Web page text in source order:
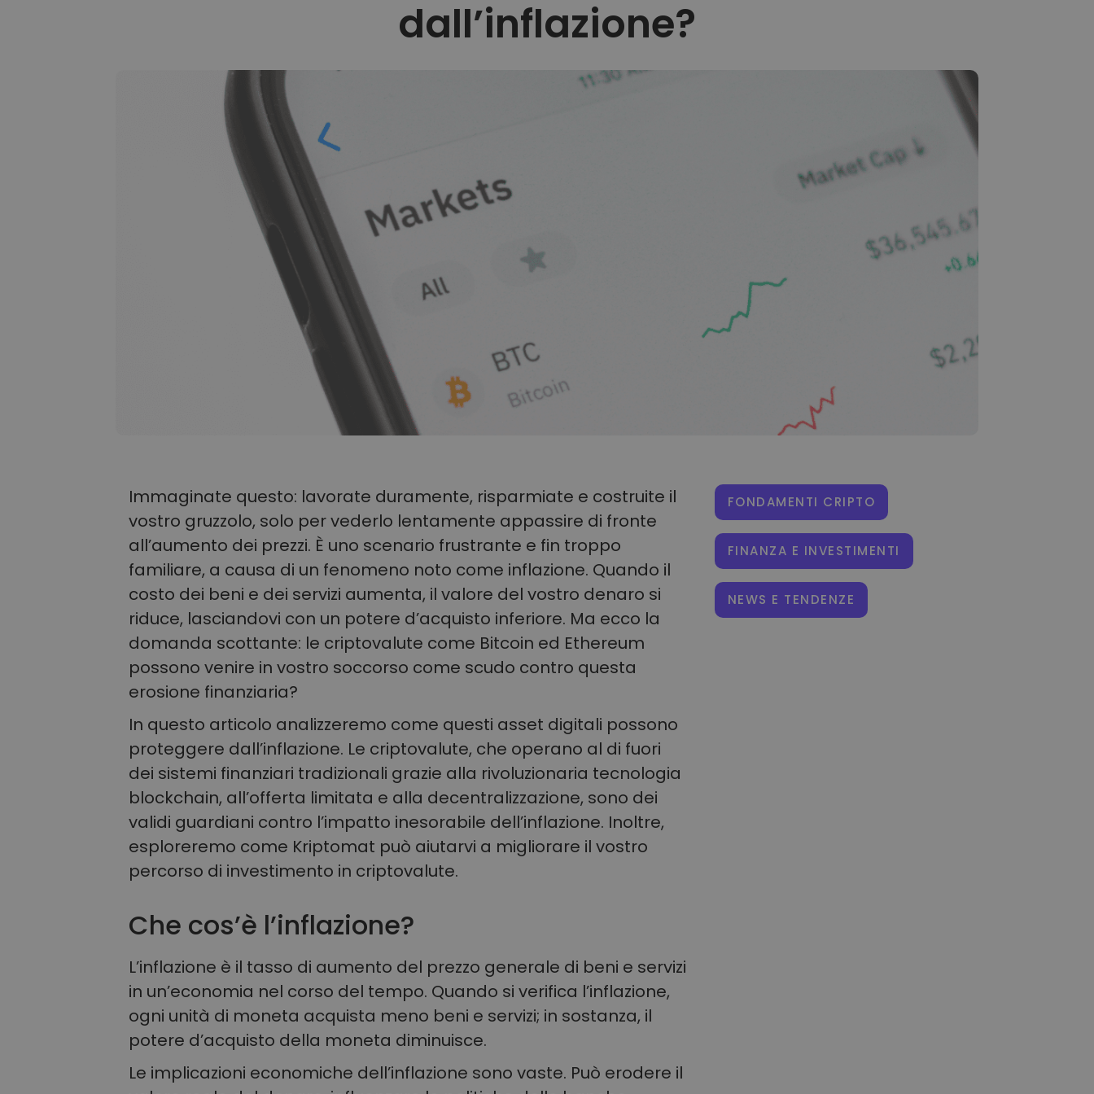
dall’inflazione?
Immaginate questo: lavorate duramente, risparmiate e costruite il
vostro gruzzolo, solo per vederlo lentamente appassire di fronte
all’aumento dei prezzi. È uno scenario frustrante e fin troppo
familiare, a causa di un fenomeno noto come inflazione. Quando il
costo dei beni e dei servizi aumenta, il valore del vostro denaro si
riduce, lasciandovi con un potere d’acquisto inferiore. Ma ecco la
domanda scottante: le criptovalute come Bitcoin ed Ethereum
possono venire in vostro soccorso come scudo contro questa
erosione finanziaria?
In questo articolo analizzeremo come questi asset digitali possono
proteggere dall’inflazione. Le criptovalute, che operano al di fuori
dei sistemi finanziari tradizionali grazie alla rivoluzionaria tecnologia
blockchain, all’offerta limitata e alla decentralizzazione, sono dei
validi guardiani contro l’impatto inesorabile dell’inflazione. Inoltre,
esploreremo come Kriptomat può aiutarvi a migliorare il vostro
percorso di investimento in criptovalute.
Che cos’è l’inflazione?
L’inflazione è il tasso di aumento del prezzo generale di beni e servizi
in un’economia nel corso del tempo. Quando si verifica l’inflazione,
ogni unità di moneta acquista meno beni e servizi; in sostanza, il
potere d’acquisto della moneta diminuisce.
Le implicazioni economiche dell’inflazione sono vaste. Può erodere il
FONDAMENTI CRIPTO
FINANZA E INVESTIMENTI
NEWS E TENDENZE